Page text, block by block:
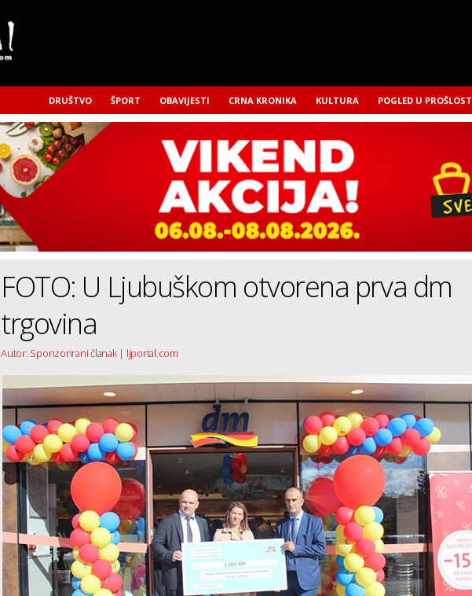
DRUŠTVO ŠPORT OBAVIJESTI CRNA KRONIKA KULTURA POGLED U PROŠLOST
FOTO: U Ljubuškom otvorena prva dm
trgovina
Autor: Sponzorirani članak | ljportal.com